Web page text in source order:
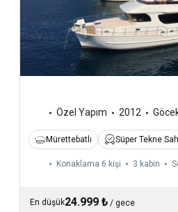
Özel Yapım 2012
Mürettebatlı Süper Tekne
Konaklama 6 kişi 3 kabin
En düşük24.999 ₺ / gece